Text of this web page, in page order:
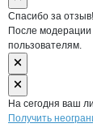
Спасибо за отзыв!
После модерации
пользователям.
На сегодня ваш
Получить